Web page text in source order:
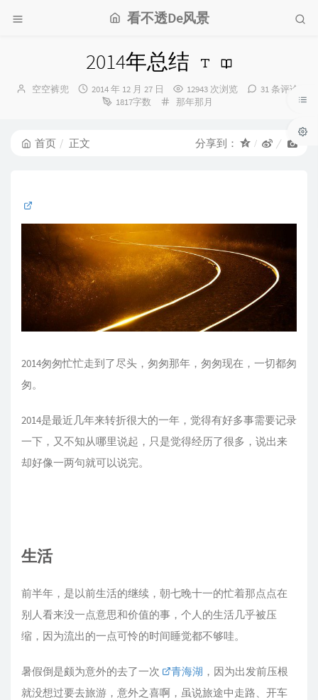
看不透De风景
2014年总结
博
空空裤兜
发
2014 年 12 月 27 日 12943 次浏览
31 条评论
1817字数
分
那年那月
首页 正文 分享到：
2014匆匆忙忙走到了尽头，匆匆那年，匆匆现在，一切都匆
匆。
2014是最近几年来转折很大的一年，觉得有好多事需要记录
一下，又不知从哪里说起，只是觉得经历了很多，说出来
却好像一两句就可以说完。
生活
前半年，是以前生活的继续，朝七晚十一的忙着那点点在
别人看来没一点意思和价值的事，个人的生活几乎被压
缩，因为流出的一点可怜的时间睡觉都不够哇。
暑假倒是颇为意外的去了一次 青海湖 ，因为出发前压根
就没想过要去旅游，意外之喜啊，虽说旅途中走路、开车